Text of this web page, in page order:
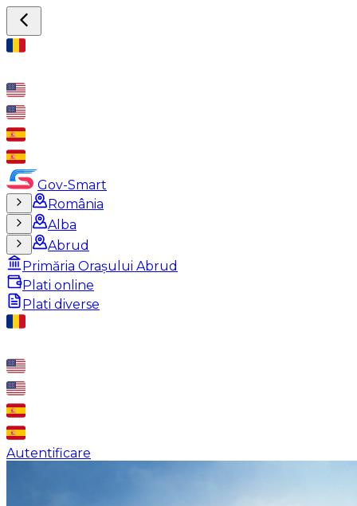
Gov-Smart
România
Alba
Abrud
Primăria Orașului Abrud
Plati online
Plati diverse
Autentificare